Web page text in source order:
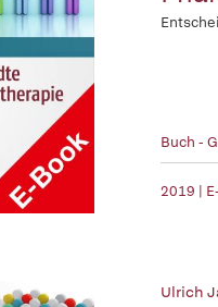
Buch -
2019 |
Ulrich